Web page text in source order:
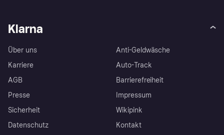
Klarna
Über uns
Karriere
AGB
Presse
Sicherheit
Datenschutz
Anti-Geldwäsche
Auto-Track
Barrierefreiheit
Impressum
Wikipink
Kontakt